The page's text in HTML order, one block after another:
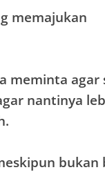
memajukan
meminta agar
nantinya
bukan